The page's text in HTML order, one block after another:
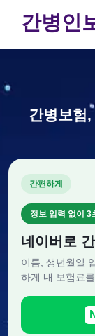
간병인
간병보험
간편하게
정보 입력 없이 3
네이버로
이름, 생년월일
하게 내 보험료
N